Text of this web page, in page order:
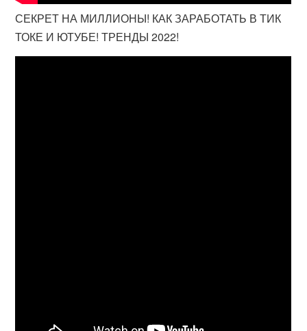
СЕКРЕТ НА МИЛЛИОНЫ! КАК ЗАРАБОТАТЬ В ТИК
ТОКЕ И ЮТУБЕ! ТРЕНДЫ 2022!